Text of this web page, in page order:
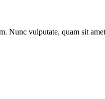
Nunc vulputate, quam sit